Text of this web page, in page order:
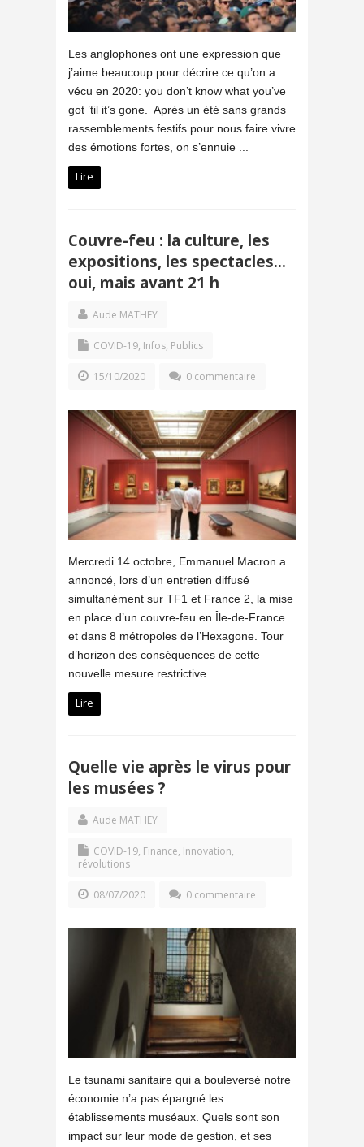
Les anglophones ont une expression que
j’aime beaucoup pour décrire ce qu’on a
vécu en 2020: you don’t know what you’ve
got ’til it’s gone. Après un été sans grands
rassemblements festifs pour nous faire vivre
des émotions fortes, on s’ennuie ...
Lire
Couvre-feu : la culture, les
expositions, les spectacles…
oui, mais avant 21 h
Aude MATHEY
COVID-19, Infos, Publics
15/10/2020 0 commentaire
Mercredi 14 octobre, Emmanuel Macron a
annoncé, lors d’un entretien diffusé
simultanément sur TF1 et France 2, la mise
en place d’un couvre-feu en Île-de-France
et dans 8 métropoles de l’Hexagone. Tour
d’horizon des conséquences de cette
nouvelle mesure restrictive ...
Lire
Quelle vie après le virus pour
les musées ?
Aude MATHEY
COVID-19, Finance, Innovation,
révolutions
08/07/2020 0 commentaire
Le tsunami sanitaire qui a bouleversé notre
économie n’a pas épargné les
établissements muséaux. Quels sont son
impact sur leur mode de gestion, et ses